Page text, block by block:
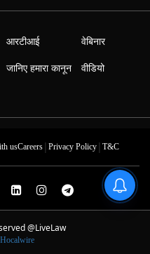
आरटीआई
जानिए हमारा कानून
वेबिनार
वीडियो
usCareers| Privacy Policy| T&C
@LiveLaw
Hocalwire